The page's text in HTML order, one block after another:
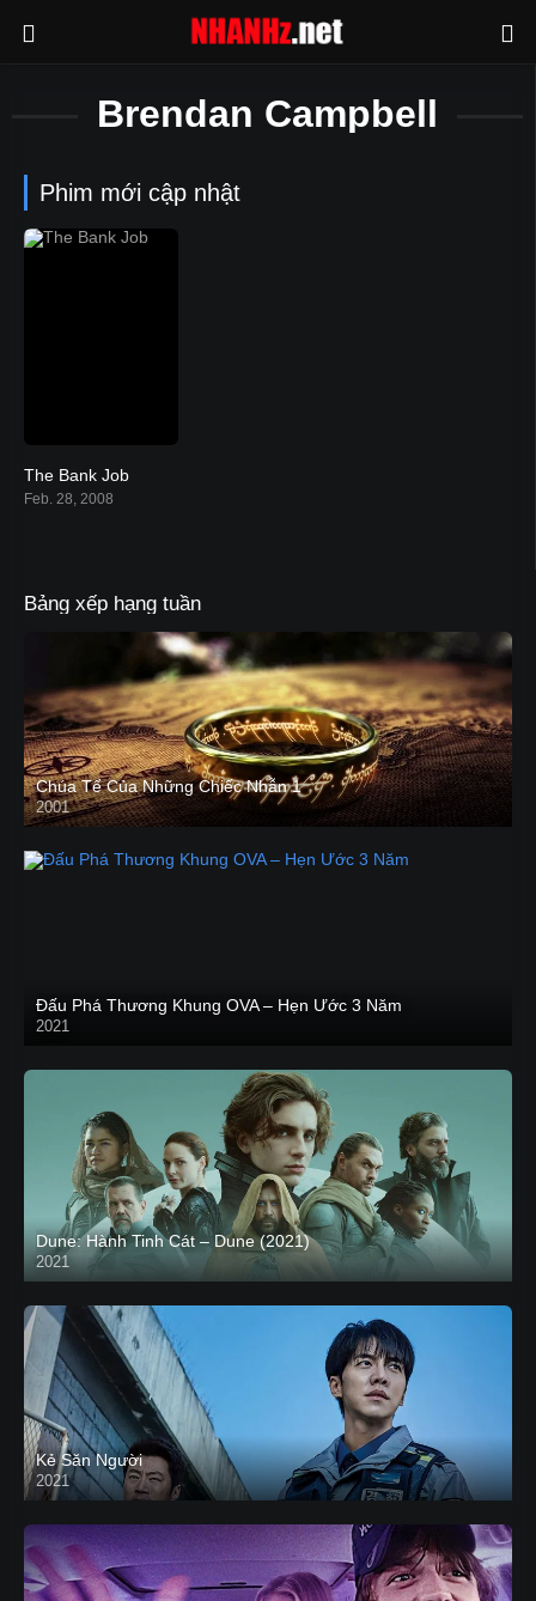
Brendan Campbell
Phim mới cập nhật
The Bank Job
Feb. 28, 2008
Bảng xếp hạng tuần
Chúa Tể Của Những Chiếc Nhẫn 1
2001
Đấu Phá Thương Khung OVA – Hẹn Ước 3 Năm
2021
Dune: Hành Tinh Cát – Dune (2021)
2021
HD VIETSUB
Kẻ Săn Người
2021